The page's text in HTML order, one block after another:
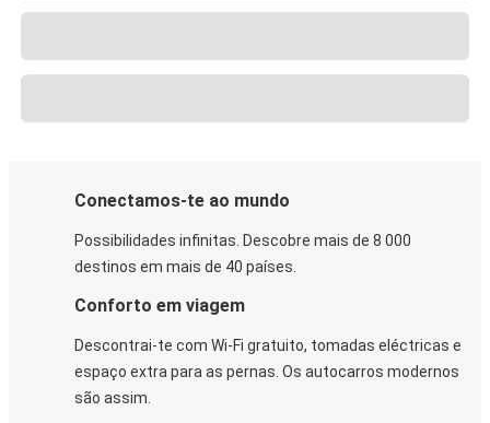
Conectamos-te ao mundo
Possibilidades infinitas. Descobre mais de 8 000
destinos em mais de 40 países.
Conforto em viagem
Descontrai-te com Wi-Fi gratuito, tomadas eléctricas e
espaço extra para as pernas. Os autocarros modernos
são assim.